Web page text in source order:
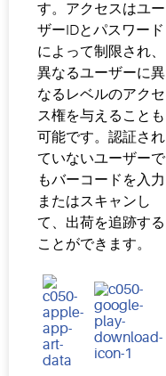
す。アクセスはユー
ザーIDとパスワード
によって制限され、
異なるユーザーに異
なるレベルのアクセ
ス権を与えることも
可能です。認証され
ていないユーザーで
もバーコードを入力
またはスキャンし
て、出荷を追跡する
ことができます。